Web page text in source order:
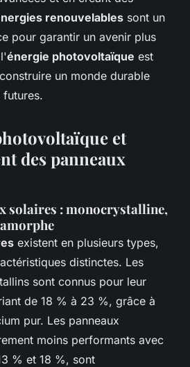
renouvelables sont un
pour garantir un avenir plus
énergie photovoltaïque est
un monde durable
futures.
et
des panneaux
solaires : monocrystalline,
existent en plusieurs types,
distinctes. Les
sont connus pour leur
de 18 % à 23 %, grâce à
pur. Les panneaux
moins performants avec
% et 18 %, sont